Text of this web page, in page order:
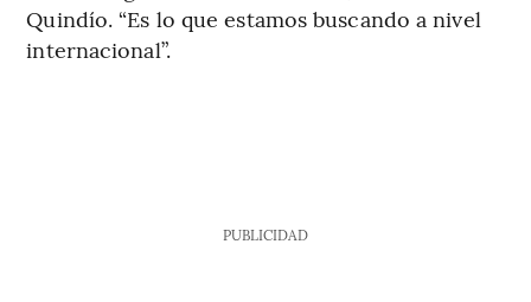
Quindío. “Es lo que estamos buscando a nivel
internacional”.
PUBLICIDAD